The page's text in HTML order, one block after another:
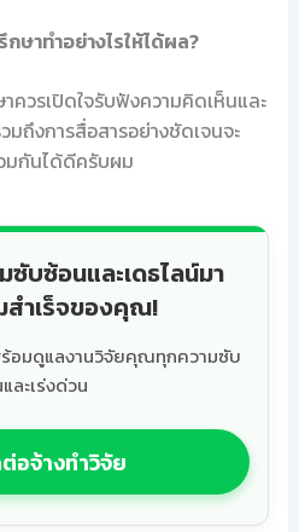
ษาทำอย่างไรให้ได้ผล?
ควรเปิดใจรับฟังความคิดเห็นและ
มถึงการสื่อสารอย่างชัดเจนจะ
มกันได้ดีครับผม
บซ้อนและเดธไลน์มา
สำเร็จของคุณ!
อมดูแลงานวิจัยคุณทุกความซับ
ละเร่งด่วน
อจ้างทำวิจัย